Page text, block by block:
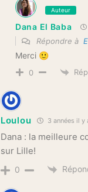
Auteur
Dana El Baba
Répondre à
Merci 🙂
0
Loulou 3 années il y
Dana : la meilleure
sur Lille!
0